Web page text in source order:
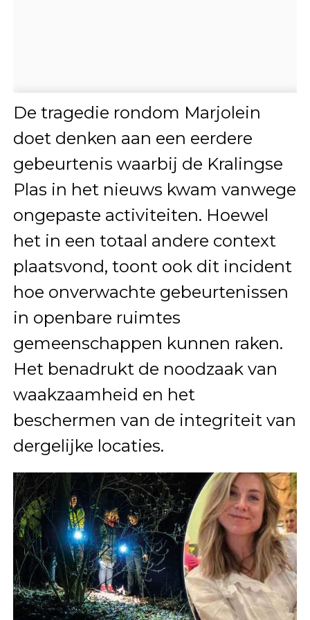
De tragedie rondom Marjolein
doet denken aan een eerdere
gebeurtenis waarbij de Kralingse
Plas in het nieuws kwam vanwege
ongepaste activiteiten. Hoewel
het in een totaal andere context
plaatsvond, toont ook dit incident
hoe onverwachte gebeurtenissen
in openbare ruimtes
gemeenschappen kunnen raken.
Het benadrukt de noodzaak van
waakzaamheid en het
beschermen van de integriteit van
dergelijke locaties.